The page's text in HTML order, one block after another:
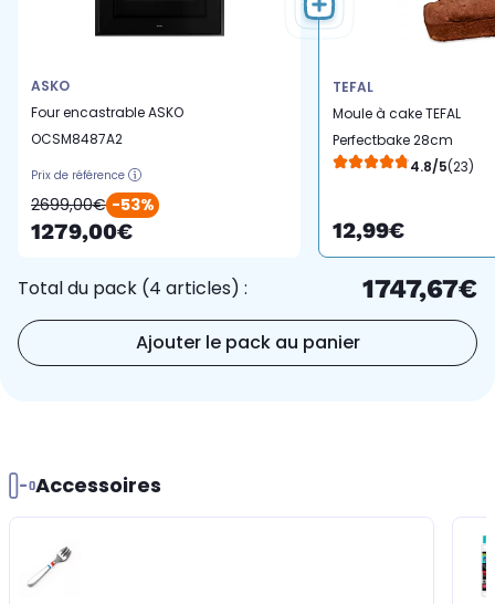
ASKO
Four encastrable ASKO
OCSM8487A2
Prix de référence
2699,00€ -53%
1279,00€
TEFAL
Moule à cake TEFAL
Perfectbake 28cm
4.8/5(23)
12,99€
Total du pack (4 articles) : 1747,67€
Ajouter le pack au panier
Accessoires